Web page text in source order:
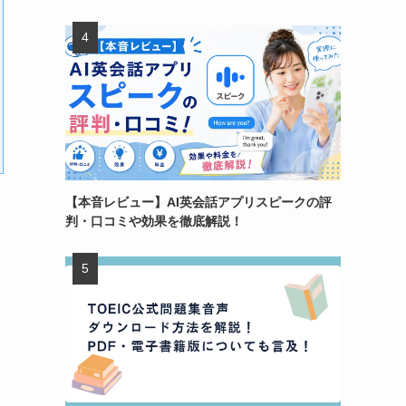
【本音レビュー】AI英会話アプリスピークの評
判・口コミや効果を徹底解説！